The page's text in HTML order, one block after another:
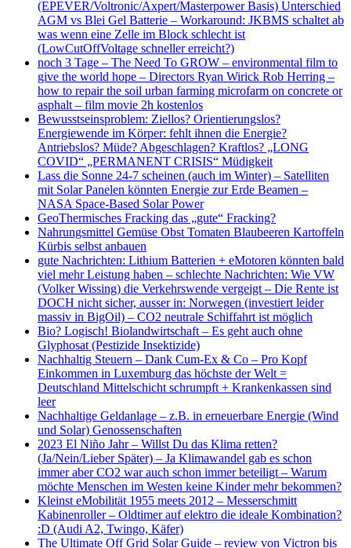
(EPEVER/Voltronic/Axpert/Masterpower Basis) Unterschied
AGM vs Blei Gel Batterie – Workaround: JKBMS schaltet ab
was wenn eine Zelle im Block schlecht ist
(LowCutOffVoltage schneller erreicht?)
noch 3 Tage – The Need To GROW – environmental film to
give the world hope – Directors Ryan Wirick Rob Herring –
how to repair the soil urban farming microfarm on concrete or
asphalt – film movie 2h kostenlos
Bewusstseinsproblem: Ziellos? Orientierungslos?
Energiewende im Körper: fehlt ihnen die Energie?
Antriebslos? Müde? Abgeschlagen? Kraftlos? „LONG
COVID“ „PERMANENT CRISIS“ Müdigkeit
Lass die Sonne 24-7 scheinen (auch im Winter) – Satelliten
mit Solar Panelen könnten Energie zur Erde Beamen –
NASA Space-Based Solar Power
GeoThermisches Fracking das „gute“ Fracking?
Nahrungsmittel Gemüse Obst Tomaten Blaubeeren Kartoffeln
Kürbis selbst anbauen
gute Nachrichten: Lithium Batterien + eMotoren könnten bald
viel mehr Leistung haben – schlechte Nachrichten: Wie VW
(Volker Wissing) die Verkehrswende vergeigt – Die Rente ist
DOCH nicht sicher, ausser in: Norwegen (investiert leider
massiv in BigOil) – CO2 neutrale Schiffahrt ist möglich
Bio? Logisch! Biolandwirtschaft – Es geht auch ohne
Glyphosat (Pestizide Insektizide)
Nachhaltig Steuern – Dank Cum-Ex & Co – Pro Kopf
Einkommen in Luxemburg das höchste der Welt =
Deutschland Mittelschicht schrumpft + Krankenkassen sind
leer
Nachhaltige Geldanlage – z.B. in erneuerbare Energie (Wind
und Solar) Genossenschaften
2023 El Niño Jahr – Willst Du das Klima retten?
(Ja/Nein/Lieber Später) – Ja Klimawandel gab es schon
immer aber CO2 war auch schon immer beteiligt – Warum
möchte Menschen im Westen keine Kinder mehr bekommen?
Kleinst eMobilität 1955 meets 2012 – Messerschmitt
Kabinenroller – Oldtimer auf elektro die ideale Kombination?
:D (Audi A2, Twingo, Käfer)
The Ultimate Off Grid Solar Guide – review von Victron bis